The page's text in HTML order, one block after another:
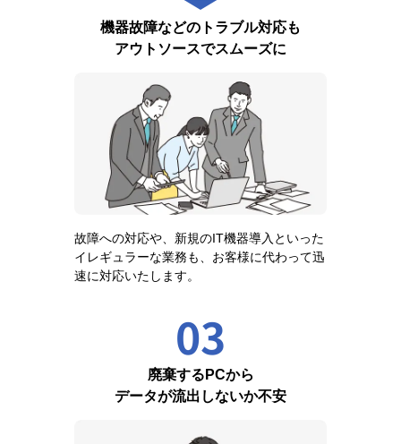
機器故障などのトラブル対応も
アウトソースでスムーズに
故障への対応や、新規のIT機器導入といった
イレギュラーな業務も、お客様に代わって迅
速に対応いたします。
03
廃棄するPCから
データが流出しないか不安